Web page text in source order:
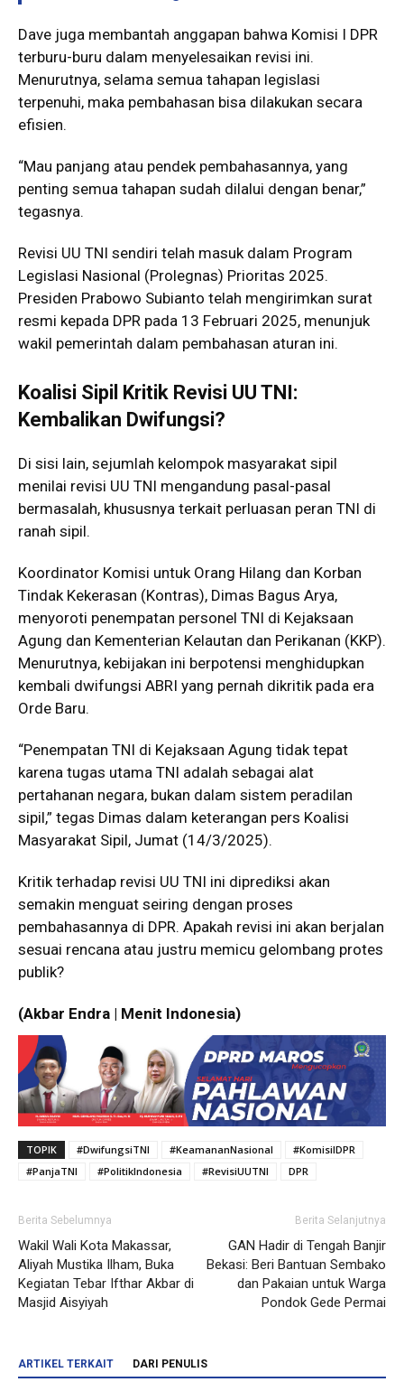
Dave juga membantah anggapan bahwa Komisi I DPR
terburu-buru dalam menyelesaikan revisi ini.
Menurutnya, selama semua tahapan legislasi
terpenuhi, maka pembahasan bisa dilakukan secara
efisien.
“Mau panjang atau pendek pembahasannya, yang
penting semua tahapan sudah dilalui dengan benar,”
tegasnya.
Revisi UU TNI sendiri telah masuk dalam Program
Legislasi Nasional (Prolegnas) Prioritas 2025.
Presiden Prabowo Subianto telah mengirimkan surat
resmi kepada DPR pada 13 Februari 2025, menunjuk
wakil pemerintah dalam pembahasan aturan ini.
Koalisi Sipil Kritik Revisi UU TNI:
Kembalikan Dwifungsi?
Di sisi lain, sejumlah kelompok masyarakat sipil
menilai revisi UU TNI mengandung pasal-pasal
bermasalah, khususnya terkait perluasan peran TNI di
ranah sipil.
Koordinator Komisi untuk Orang Hilang dan Korban
Tindak Kekerasan (Kontras), Dimas Bagus Arya,
menyoroti penempatan personel TNI di Kejaksaan
Agung dan Kementerian Kelautan dan Perikanan (KKP).
Menurutnya, kebijakan ini berpotensi menghidupkan
kembali dwifungsi ABRI yang pernah dikritik pada era
Orde Baru.
“Penempatan TNI di Kejaksaan Agung tidak tepat
karena tugas utama TNI adalah sebagai alat
pertahanan negara, bukan dalam sistem peradilan
sipil,” tegas Dimas dalam keterangan pers Koalisi
Masyarakat Sipil, Jumat (14/3/2025).
Kritik terhadap revisi UU TNI ini diprediksi akan
semakin menguat seiring dengan proses
pembahasannya di DPR. Apakah revisi ini akan berjalan
sesuai rencana atau justru memicu gelombang protes
publik?
(Akbar Endra | Menit Indonesia)
TOPIK #DwifungsiTNI #KeamananNasional
#KomisiIDPR
#PanjaTNI
#PolitikIndonesia #RevisiUUTNI DPR
Berita Sebelumnya
Wakil Wali Kota Makassar,
Aliyah Mustika Ilham, Buka
Kegiatan Tebar Ifthar Akbar di
Masjid Aisyiyah
Berita Selanjutnya
GAN Hadir di Tengah Banjir
Bekasi: Beri Bantuan Sembako
dan Pakaian untuk Warga
Pondok Gede Permai
ARTIKEL TERKAIT DARI PENULIS